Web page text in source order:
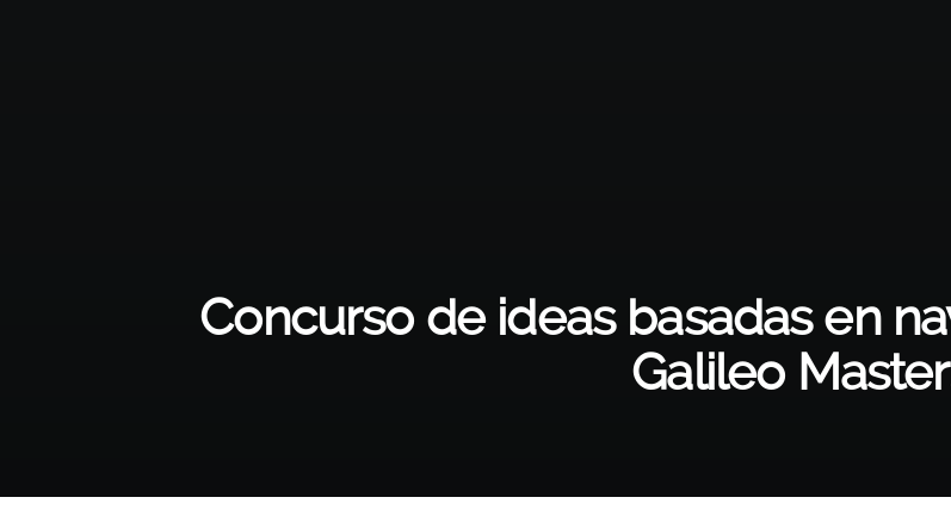
Concurso de ideas basadas en
Galileo